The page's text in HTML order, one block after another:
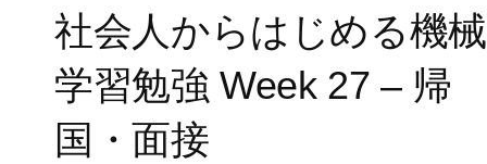
社会人からはじめる機械
学習勉強 Week 27 – 帰
国・面接